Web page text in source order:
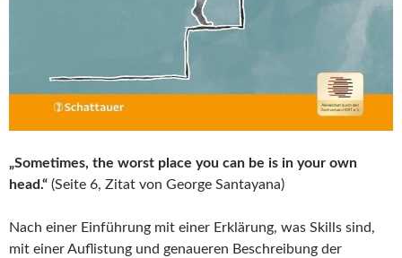
„Sometimes, the worst place you can be is in your own
head.“ (Seite 6, Zitat von George Santayana)
Nach einer Einführung mit einer Erklärung, was Skills sind,
mit einer Auflistung und genaueren Beschreibung der